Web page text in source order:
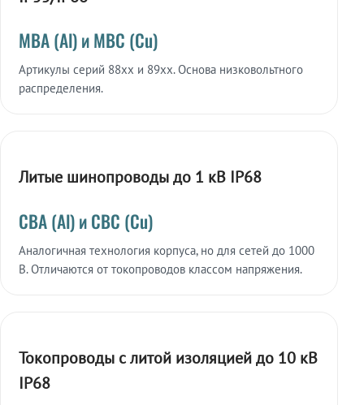
МВА (Al) и МВС (Cu)
Артикулы серий 88xx и 89xx. Основа низковольтного
распределения.
Литые шинопроводы до 1 кВ IP68
СВА (Al) и СВС (Cu)
Аналогичная технология корпуса, но для сетей до 1000
В. Отличаются от токопроводов классом напряжения.
Токопроводы с литой изоляцией до 10 кВ
IP68